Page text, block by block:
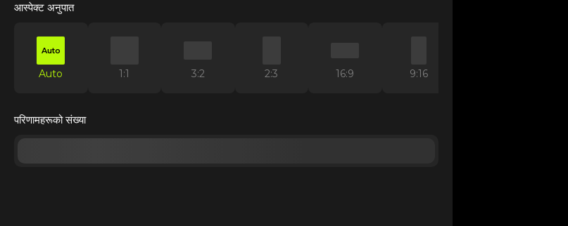
आस्पेक्ट अनुपात
Auto
Auto 1:1 3:2 2:3 16:9 9:16
परिणामहरूको संख्या